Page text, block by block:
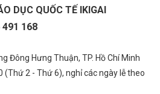
DỤC QUỐC TẾ IKIGAI
168
Đông Hưng Thuận, TP. Hồ Chí Minh
(Thứ 2 - Thứ 6), nghỉ các ngày lễ theo